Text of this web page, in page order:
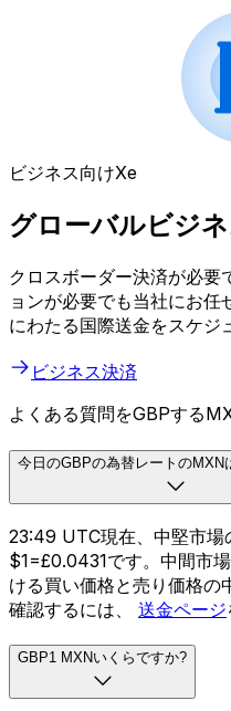
ビジネス向けXe
グローバルビジ
クロスボーダー決済が必要
ョンが必要でも当社にお
にわたる国際送金をスケジ
ビジネス決済
よくある質問をGBPする
今日のGBPの為替レートのMXN
23:49 UTC現在、中堅市
$1=£0.0431です。中間市
ける買い価格と売り価格の
確認するには、 送金ページ
GBP1 MXNいくらですか?